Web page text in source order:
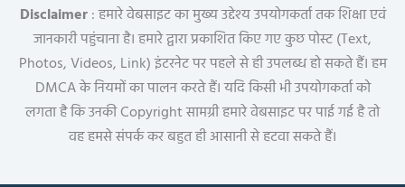
Disclaimer: हमारे वेबसाइट का मुख्य उद्देश्य उपयोगकर्ता तक शिक्षा एवं
जानकारी पहुंचाना है। हमारे द्वारा प्रकाशित किए गए कुछ पोस्ट (Text,
Photos, Videos, Link) इंटरनेट पर पहले से ही उपलब्ध हो सकते हैं। हम
DMCA के नियमों का पालन करते हैं। यदि किसी भी उपयोगकर्ता को
लगता है कि उनकी Copyright सामग्री हमारे वेबसाइट पर पाई गई है तो
वह हमसे संपर्क कर बहुत ही आसानी से हटवा सकते हैं।